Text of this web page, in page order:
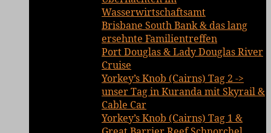
Wasserwirtschaftsamt
Brisbane South Bank & das lang
ersehnte Familientreffen
Port Douglas & Lady Douglas River
Cruise
Yorkey’s Knob (Cairns) Tag 2 ->
unser Tag in Kuranda mit Skyrail &
Cable Car
Yorkey’s Knob (Cairns) Tag 1 &